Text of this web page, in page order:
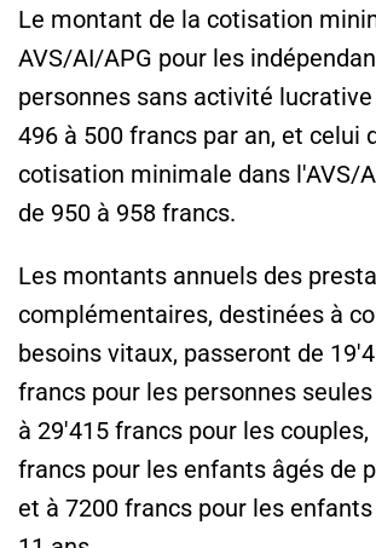
Le montant de la cotisation
AVS/AI/APG pour les
personnes sans activité
496 à 500 francs par an, et celui
cotisation minimale dans l'AVS/
de 950 à 958 francs.
Les montants annuels des
complémentaires, destinées à
besoins vitaux, passeront de
francs pour les personnes
à 29'415 francs pour les couples,
francs pour les enfants âgés de
et à 7200 francs pour les